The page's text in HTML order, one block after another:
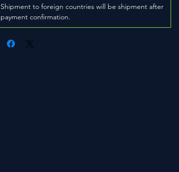
Shipment to foreign countries will be shipment after
payment confirmation.